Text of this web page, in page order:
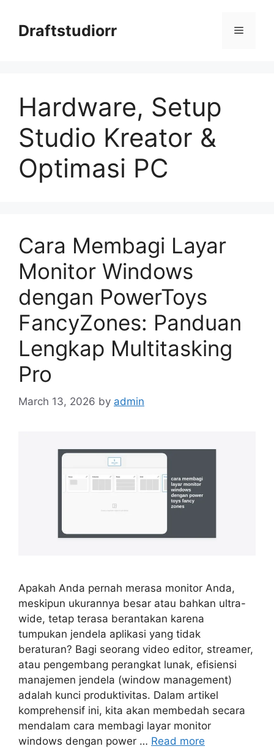
contentDraftstudiorr Menu
Hardware, Setup
Studio Kreator &
Optimasi PC
Cara Membagi Layar
Monitor Windows
dengan PowerToys
FancyZones: Panduan
Lengkap Multitasking
Pro
March 13, 2026 by admin
Apakah Anda pernah merasa monitor Anda,
meskipun ukurannya besar atau bahkan ultra-
wide, tetap terasa berantakan karena
tumpukan jendela aplikasi yang tidak
beraturan? Bagi seorang video editor, streamer,
atau pengembang perangkat lunak, efisiensi
manajemen jendela (window management)
adalah kunci produktivitas. Dalam artikel
komprehensif ini, kita akan membedah secara
mendalam cara membagi layar monitor
windows dengan power … Read more